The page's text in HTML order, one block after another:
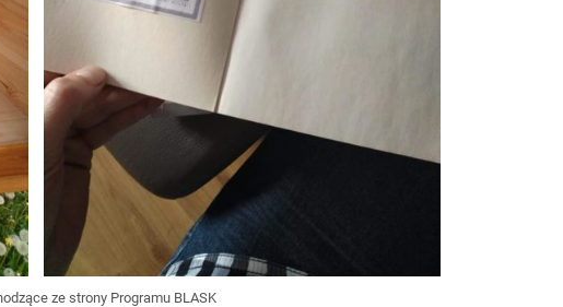
ze strony Programu BLASK